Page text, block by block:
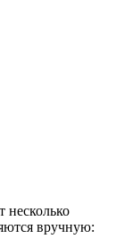
несколько
вручную: